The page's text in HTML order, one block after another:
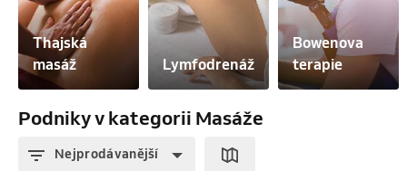
Thajská
masáž
Lymfodrenáž
Bowenova
terapie
Podniky v kategorii Masáže
Nejprodávanější